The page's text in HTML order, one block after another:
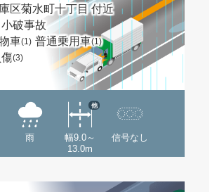
区菊水町十丁目 付近
破事故
車(1) 普通乗用車(1)
(3)
雨
幅9.0～
13.0m
他
信号なし